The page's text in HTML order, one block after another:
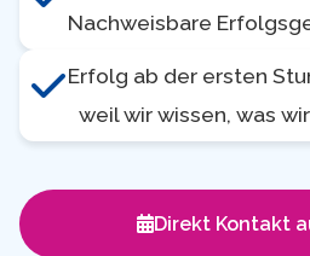
Nachweisbare
Erfolg ab der ersten
weil wir wissen, was
Direkt Kontakt